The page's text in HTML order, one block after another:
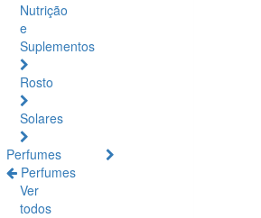
Nutrição
e
Suplementos
Rosto
Solares
Perfumes
Perfumes
Ver
todos